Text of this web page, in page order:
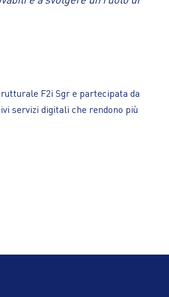
F2i Sgr e partecipata da
servizi digitali che rendono più